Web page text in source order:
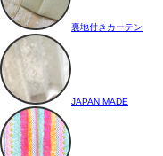
裏地付きカーテン
JAPAN MADE